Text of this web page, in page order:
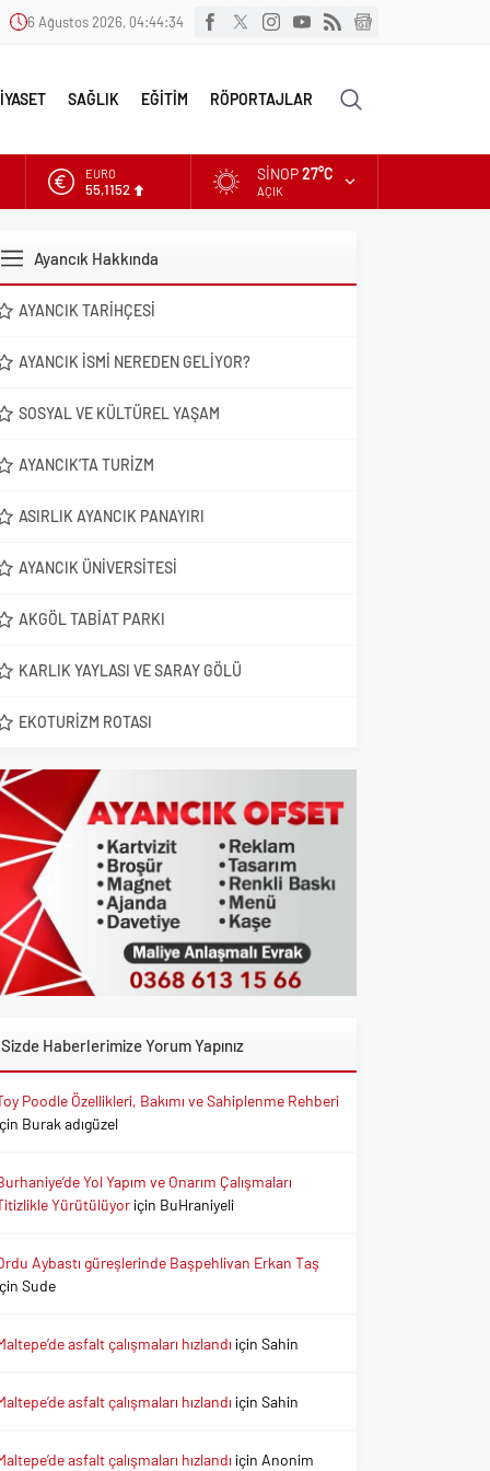
6 Ağustos 2026, 04:44:35
SAĞLIK EĞİTİM RÖPORTAJLAR
ALTIN
6.529,72
EURO
55,1152
SINOP27°C
AÇIK
Ayancık Hakkında
AYANCIK TARIHÇESI
AYANCIK İSMI NEREDEN GELIYOR?
SOSYAL VE KÜLTÜREL YAŞAM
AYANCIK’TA TURIZM
ASIRLIK AYANCIK PANAYIRI
AYANCIK ÜNIVERSITESI
AKGÖL TABIAT PARKI
KARLIK YAYLASI VE SARAY GÖLÜ
EKOTURIZM ROTASI
Sizde Haberlerimize Yorum Yapınız
Poodle Özellikleri, Bakımı ve Sahiplenme Rehberi
Burak adıgüzel
Yol Yapım ve Onarım Çalışmaları
Yürütülüyoriçin BuHraniyeli
Aybastı güreşlerinde Başpehlivan Erkan Taş
Sude
asfalt çalışmaları hızlandı içinSahin
asfalt çalışmaları hızlandı içinSahin
asfalt çalışmaları hızlandı için Anonim